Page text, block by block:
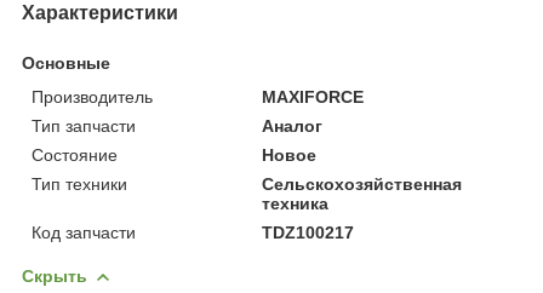
Характеристики
Основные
Производитель
MAXIFORCE
Тип запчасти
Аналог
Состояние
Новое
Тип техники
Сельскохозяйственная
техника
Код запчасти
TDZ100217
Скрыть